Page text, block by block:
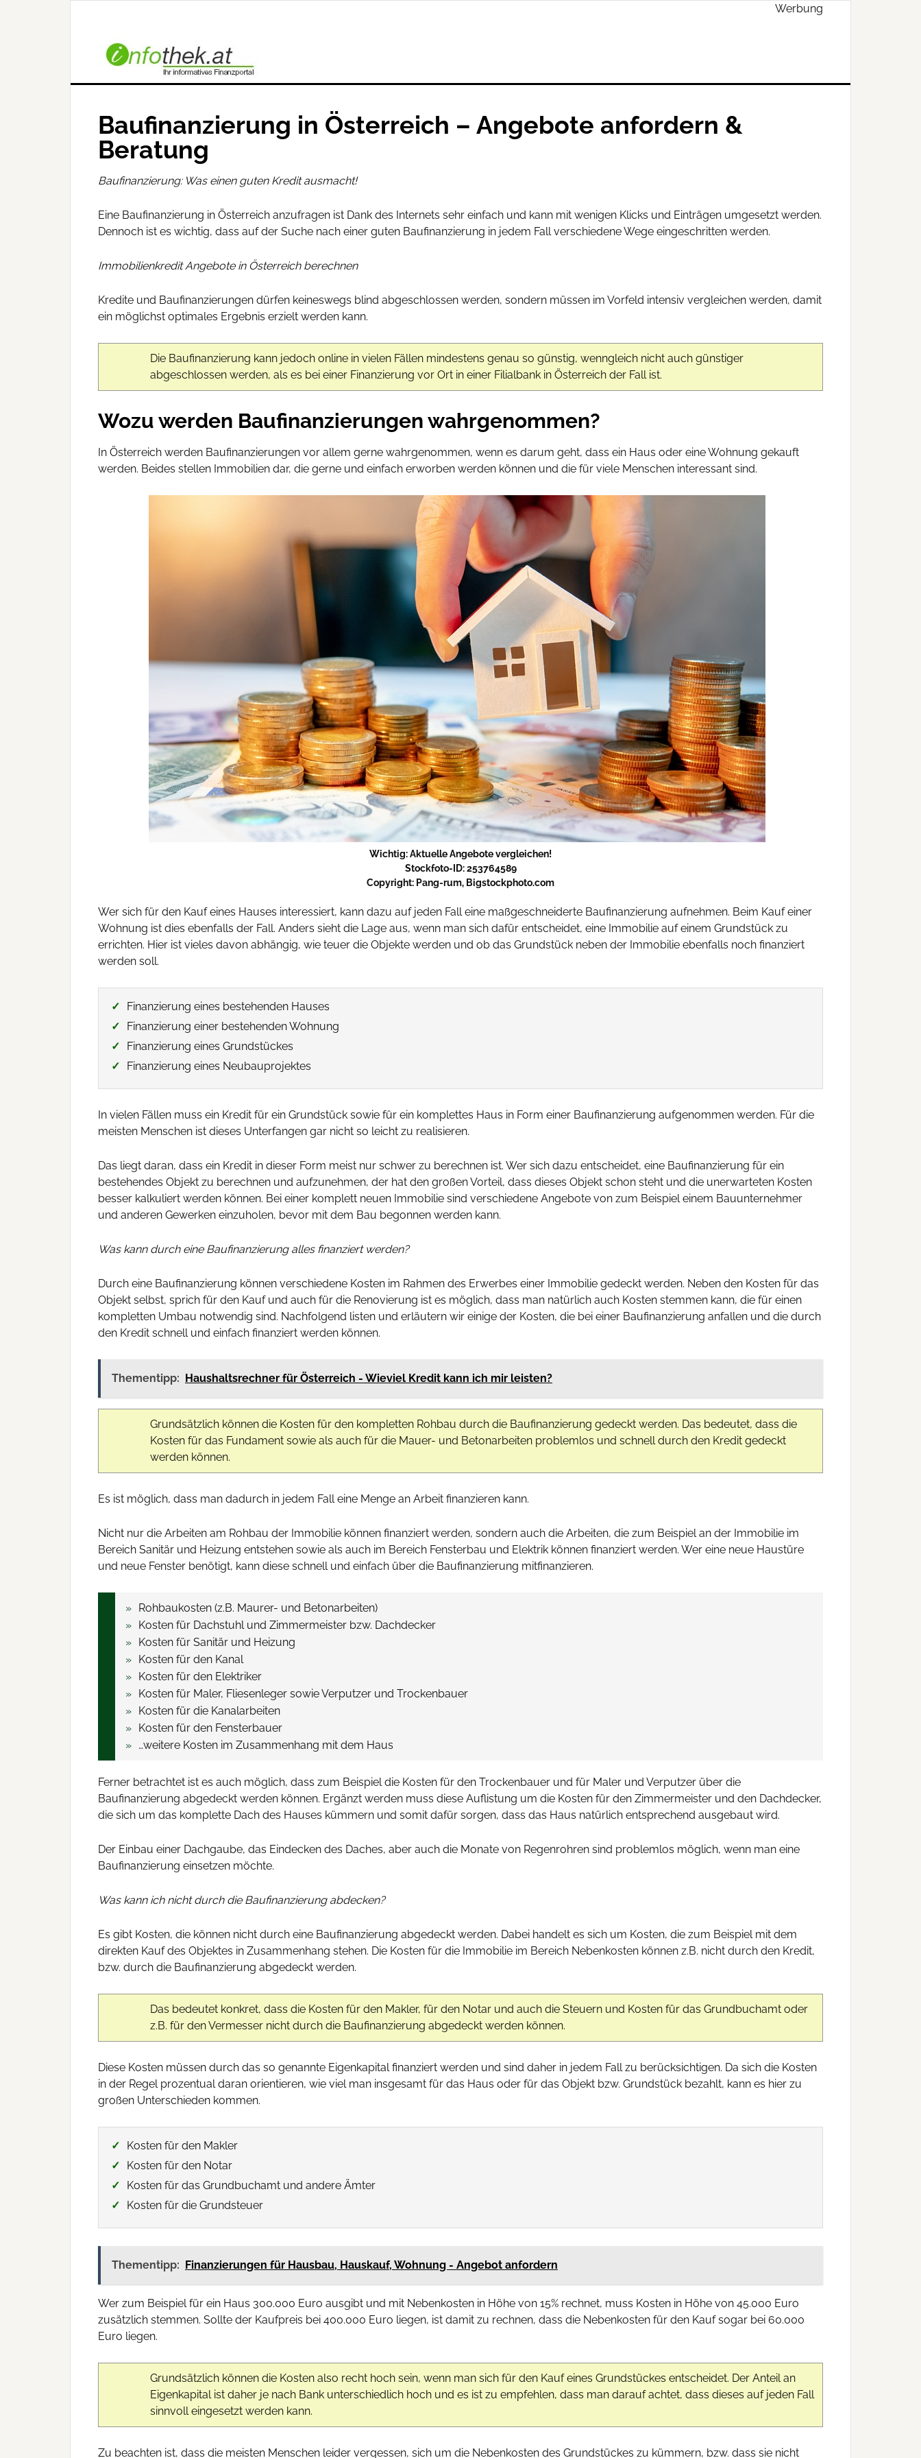
Werbung
Baufinanzierung in Österreich – Angebote anfordern &
Beratung
Baufinanzierung: Was einen guten Kredit ausmacht!
Eine Baufinanzierung in Österreich anzufragen ist Dank des Internets sehr einfach und kann mit wenigen Klicks und Einträgen umgesetzt werden.
Dennoch ist es wichtig, dass auf der Suche nach einer guten Baufinanzierung in jedem Fall verschiedene Wege eingeschritten werden.
Immobilienkredit Angebote in Österreich berechnen
Kredite und Baufinanzierungen dürfen keineswegs blind abgeschlossen werden, sondern müssen im Vorfeld intensiv vergleichen werden, damit
ein möglichst optimales Ergebnis erzielt werden kann.
Die Baufinanzierung kann jedoch online in vielen Fällen mindestens genau so günstig, wenngleich nicht auch günstiger
abgeschlossen werden, als es bei einer Finanzierung vor Ort in einer Filialbank in Österreich der Fall ist.
Wozu werden Baufinanzierungen wahrgenommen?
In Österreich werden Baufinanzierungen vor allem gerne wahrgenommen, wenn es darum geht, dass ein Haus oder eine Wohnung gekauft
werden. Beides stellen Immobilien dar, die gerne und einfach erworben werden können und die für viele Menschen interessant sind.
Wichtig: Aktuelle Angebote vergleichen!
Stockfoto-ID: 253764589
Copyright: Pang-rum, Bigstockphoto.com
Wer sich für den Kauf eines Hauses interessiert, kann dazu auf jeden Fall eine maßgeschneiderte Baufinanzierung aufnehmen. Beim Kauf einer
Wohnung ist dies ebenfalls der Fall. Anders sieht die Lage aus, wenn man sich dafür entscheidet, eine Immobilie auf einem Grundstück zu
errichten. Hier ist vieles davon abhängig, wie teuer die Objekte werden und ob das Grundstück neben der Immobilie ebenfalls noch finanziert
werden soll.
Finanzierung eines bestehenden Hauses
Finanzierung einer bestehenden Wohnung
Finanzierung eines Grundstückes
Finanzierung eines Neubauprojektes
In vielen Fällen muss ein Kredit für ein Grundstück sowie für ein komplettes Haus in Form einer Baufinanzierung aufgenommen werden. Für die
meisten Menschen ist dieses Unterfangen gar nicht so leicht zu realisieren.
Das liegt daran, dass ein Kredit in dieser Form meist nur schwer zu berechnen ist. Wer sich dazu entscheidet, eine Baufinanzierung für ein
bestehendes Objekt zu berechnen und aufzunehmen, der hat den großen Vorteil, dass dieses Objekt schon steht und die unerwarteten Kosten
besser kalkuliert werden können. Bei einer komplett neuen Immobilie sind verschiedene Angebote von zum Beispiel einem Bauunternehmer
und anderen Gewerken einzuholen, bevor mit dem Bau begonnen werden kann.
Was kann durch eine Baufinanzierung alles finanziert werden?
Durch eine Baufinanzierung können verschiedene Kosten im Rahmen des Erwerbes einer Immobilie gedeckt werden. Neben den Kosten für das
Objekt selbst, sprich für den Kauf und auch für die Renovierung ist es möglich, dass man natürlich auch Kosten stemmen kann, die für einen
kompletten Umbau notwendig sind. Nachfolgend listen und erläutern wir einige der Kosten, die bei einer Baufinanzierung anfallen und die durch
den Kredit schnell und einfach finanziert werden können.
Thementipp: Haushaltsrechner für Österreich - Wieviel Kredit kann ich mir leisten?
Grundsätzlich können die Kosten für den kompletten Rohbau durch die Baufinanzierung gedeckt werden. Das bedeutet, dass die
Kosten für das Fundament sowie als auch für die Mauer- und Betonarbeiten problemlos und schnell durch den Kredit gedeckt
werden können.
Es ist möglich, dass man dadurch in jedem Fall eine Menge an Arbeit finanzieren kann.
Nicht nur die Arbeiten am Rohbau der Immobilie können finanziert werden, sondern auch die Arbeiten, die zum Beispiel an der Immobilie im
Bereich Sanitär und Heizung entstehen sowie als auch im Bereich Fensterbau und Elektrik können finanziert werden. Wer eine neue Haustüre
und neue Fenster benötigt, kann diese schnell und einfach über die Baufinanzierung mitfinanzieren.
Rohbaukosten (z.B. Maurer- und Betonarbeiten)
Kosten für Dachstuhl und Zimmermeister bzw. Dachdecker
Kosten für Sanitär und Heizung
Kosten für den Kanal
Kosten für den Elektriker
Kosten für Maler, Fliesenleger sowie Verputzer und Trockenbauer
Kosten für die Kanalarbeiten
Kosten für den Fensterbauer
…weitere Kosten im Zusammenhang mit dem Haus
Ferner betrachtet ist es auch möglich, dass zum Beispiel die Kosten für den Trockenbauer und für Maler und Verputzer über die
Baufinanzierung abgedeckt werden können. Ergänzt werden muss diese Auflistung um die Kosten für den Zimmermeister und den Dachdecker,
die sich um das komplette Dach des Hauses kümmern und somit dafür sorgen, dass das Haus natürlich entsprechend ausgebaut wird.
Der Einbau einer Dachgaube, das Eindecken des Daches, aber auch die Monate von Regenrohren sind problemlos möglich, wenn man eine
Baufinanzierung einsetzen möchte.
Was kann ich nicht durch die Baufinanzierung abdecken?
Es gibt Kosten, die können nicht durch eine Baufinanzierung abgedeckt werden. Dabei handelt es sich um Kosten, die zum Beispiel mit dem
direkten Kauf des Objektes in Zusammenhang stehen. Die Kosten für die Immobilie im Bereich Nebenkosten können z.B. nicht durch den Kredit,
bzw. durch die Baufinanzierung abgedeckt werden.
Das bedeutet konkret, dass die Kosten für den Makler, für den Notar und auch die Steuern und Kosten für das Grundbuchamt oder
z.B. für den Vermesser nicht durch die Baufinanzierung abgedeckt werden können.
Diese Kosten müssen durch das so genannte Eigenkapital finanziert werden und sind daher in jedem Fall zu berücksichtigen. Da sich die Kosten
in der Regel prozentual daran orientieren, wie viel man insgesamt für das Haus oder für das Objekt bzw. Grundstück bezahlt, kann es hier zu
großen Unterschieden kommen.
Kosten für den Makler
Kosten für den Notar
Kosten für das Grundbuchamt und andere Ämter
Kosten für die Grundsteuer
Thementipp: Finanzierungen für Hausbau, Hauskauf, Wohnung - Angebot anfordern
Wer zum Beispiel für ein Haus 300.000 Euro ausgibt und mit Nebenkosten in Höhe von 15% rechnet, muss Kosten in Höhe von 45.000 Euro
zusätzlich stemmen. Sollte der Kaufpreis bei 400.000 Euro liegen, ist damit zu rechnen, dass die Nebenkosten für den Kauf sogar bei 60.000
Euro liegen.
Grundsätzlich können die Kosten also recht hoch sein, wenn man sich für den Kauf eines Grundstückes entscheidet. Der Anteil an
Eigenkapital ist daher je nach Bank unterschiedlich hoch und es ist zu empfehlen, dass man darauf achtet, dass dieses auf jeden Fall
sinnvoll eingesetzt werden kann.
Zu beachten ist, dass die meisten Menschen leider vergessen, sich um die Nebenkosten des Grundstückes zu kümmern, bzw. dass sie nicht